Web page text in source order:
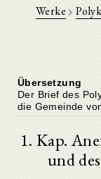
Werke
Übersetzung
Der Brief des
die Gemeinde
1. Kap.
und